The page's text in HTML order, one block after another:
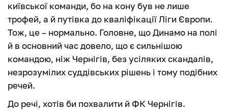
київської команди, бо на кону був не лише
трофей, а й путівка до кваліфікації Ліги Європи.
Тож, це – нормально. Головне, що Динамо на полі
й в основний час довело, що є сильнішою
командою, ніж Чернігів, без усіляких скандалів,
незрозумілих суддівських рішень і тому подібних
речей.
До речі, хотів би похвалити й ФК Чернігів.